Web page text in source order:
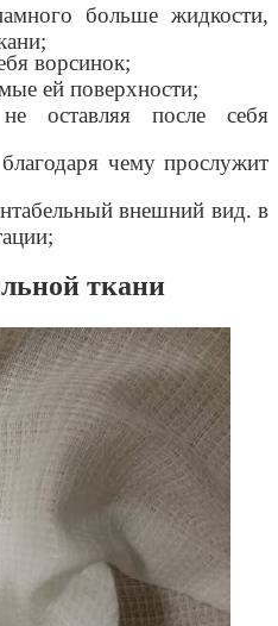
больше жидкости,
ворсинок;
ей поверхности;
оставляя после себя
чему прослужит
внешний вид. в
ткани